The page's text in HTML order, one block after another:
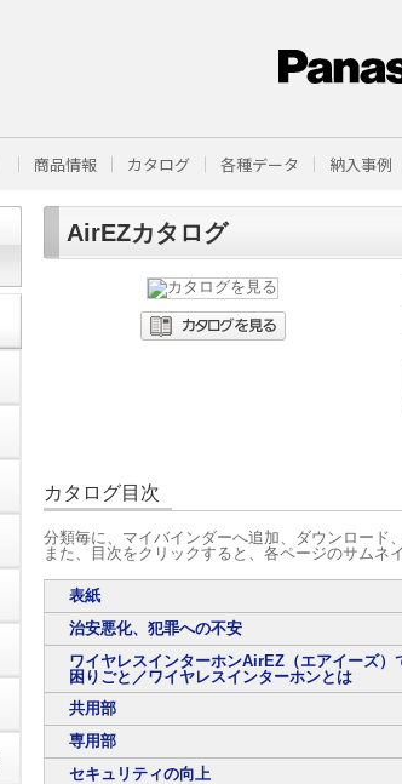
商品情報 カタログ 各種データ 納入事例
AirEZカタログ
カタログ目次
分類毎に、マイバインダーへ追加、ダウンロード
また、目次をクリックすると、各ページのサムネ
表紙
治安悪化、犯罪への不安
ワイヤレスインターホンAirEZ（エアイーズ）
困りごと／ワイヤレスインターホンとは
共用部
専用部
セキュリティの向上